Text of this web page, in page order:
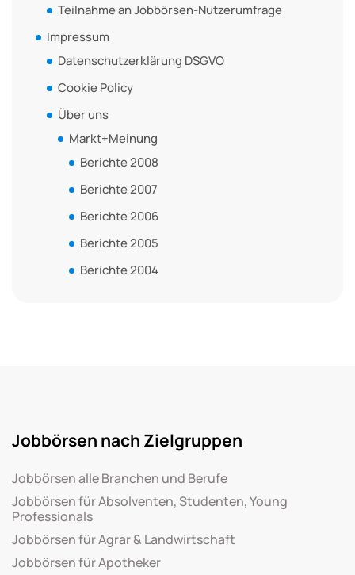
Teilnahme an Jobbörsen-Nutzerumfrage
Impressum
Datenschutzerklärung DSGVO
Cookie Policy
Über uns
Markt+Meinung
Berichte 2008
Berichte 2007
Berichte 2006
Berichte 2005
Berichte 2004
Jobbörsen nach Zielgruppen
Jobbörsen alle Branchen und Berufe
Jobbörsen für Absolventen, Studenten, Young
Professionals
Jobbörsen für Agrar & Landwirtschaft
Jobbörsen für Apotheker